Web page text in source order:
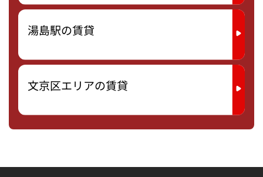
湯島駅の賃貸
文京区エリアの賃貸